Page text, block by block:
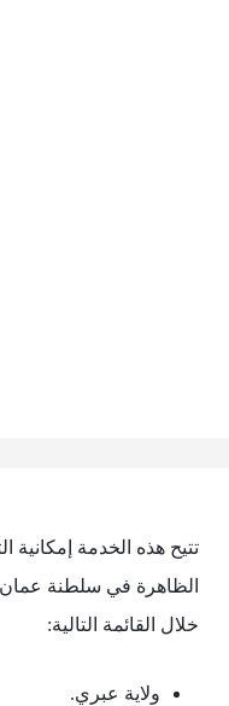
تتيح هذه الخدمة
خلال القائمة التالية:
ولاية عبري.